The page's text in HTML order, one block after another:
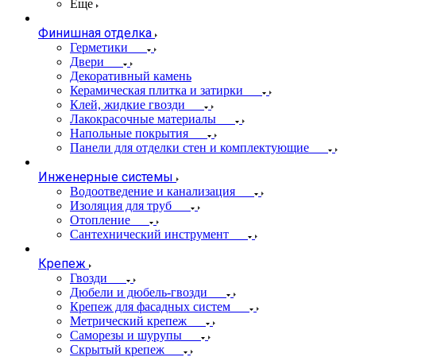
Еще
Финишная отделка
Герметики
Двери
Декоративный камень
Керамическая плитка и затирки
Клей, жидкие гвозди
Лакокрасочные материалы
Напольные покрытия
Панели для отделки стен и комплектующие
Инженерные системы
Водоотведение и канализация
Изоляция для труб
Отопление
Сантехнический инструмент
Крепеж
Гвозди
Дюбели и дюбель-гвозди
Крепеж для фасадных систем
Метрический крепеж
Саморезы и шурупы
Скрытый крепеж